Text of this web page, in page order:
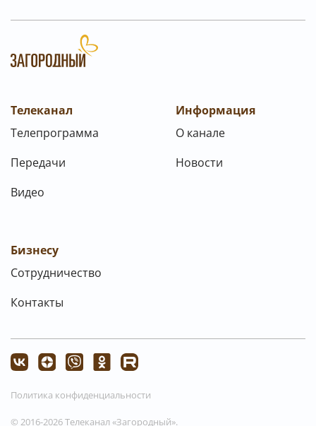
Телеканал
Телепрограмма
Передачи
Видео
Информация
О канале
Новости
Бизнесу
Сотрудничество
Контакты
© 2016-2026 Телеканал «Загородный».
Политика конфиденциальности